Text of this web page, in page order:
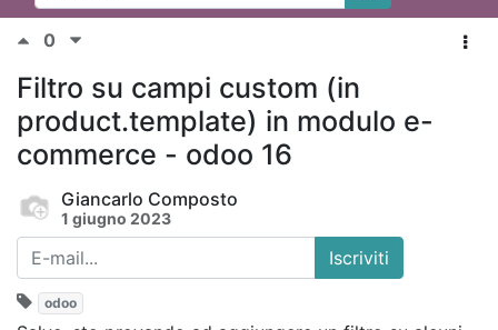
0
Filtro su campi custom (in
product.template) in modulo e-
commerce - odoo 16
Giancarlo Composto
1 giugno 2023
Iscriviti
odoo